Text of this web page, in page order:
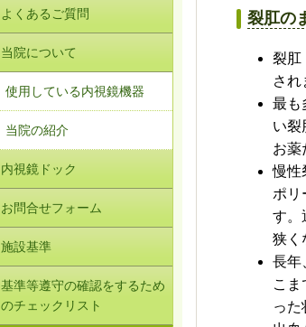
裂肛の
裂肛
され
最も
い裂
お薬
慢性
ポリ
す。
狭く
長年
こ
った
よくあるご質問
当院について
使用している内視鏡機器
当院の紹介
内視鏡ドック
お問合せフォーム
施設基準
基準等遵守の確認をするため
のチェックリスト